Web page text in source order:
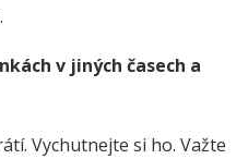
v jiných časech a
Vychutnejte si ho. Važte